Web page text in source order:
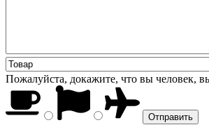
Пожалуйста, докажите, что вы человек,